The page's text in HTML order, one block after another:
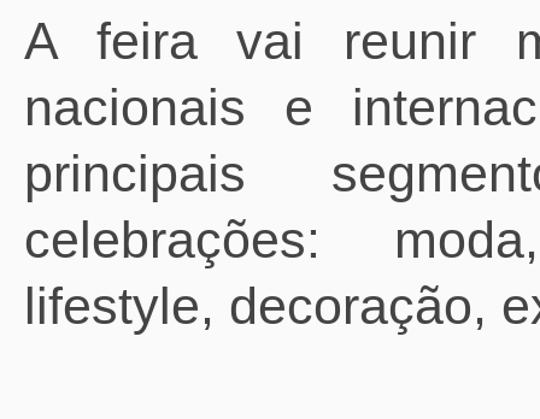
A feira vai reunir
nacionais e
principais
celebrações:
lifestyle, decoração,